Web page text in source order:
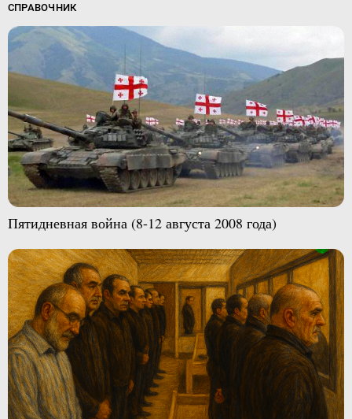
СПРАВОЧНИК
Пятидневная война (8-12 августа 2008 года)